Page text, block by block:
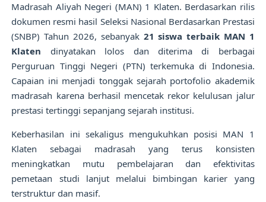
Madrasah Aliyah Negeri (MAN) 1 Klaten. Berdasarkan rilis
dokumen resmi hasil Seleksi Nasional Berdasarkan Prestasi
(SNBP) Tahun 2026, sebanyak 21 siswa terbaik MAN 1
Klaten dinyatakan lolos dan diterima di berbagai
Perguruan Tinggi Negeri (PTN) terkemuka di Indonesia.
Capaian ini menjadi tonggak sejarah portofolio akademik
madrasah karena berhasil mencetak rekor kelulusan jalur
prestasi tertinggi sepanjang sejarah institusi.
Keberhasilan ini sekaligus mengukuhkan posisi MAN 1
Klaten sebagai madrasah yang terus konsisten
meningkatkan mutu pembelajaran dan efektivitas
pemetaan studi lanjut melalui bimbingan karier yang
terstruktur dan masif.